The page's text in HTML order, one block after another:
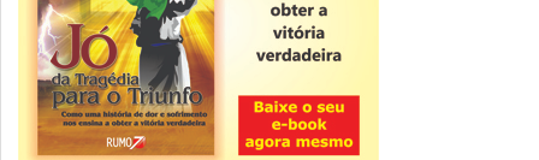
ver todas »